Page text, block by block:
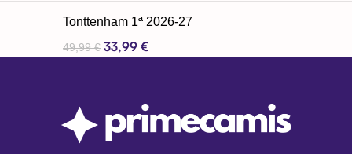
Tonttenham 1ª 2026-27
49,99€ 33,99 €